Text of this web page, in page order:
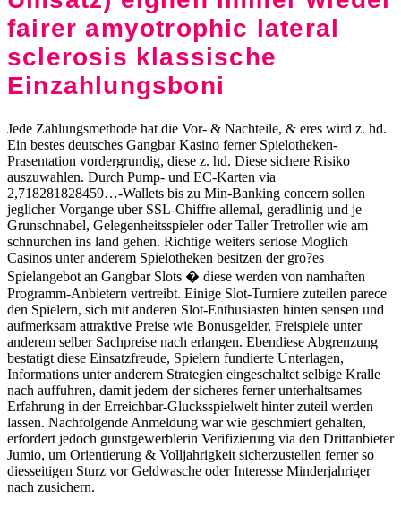
fairer amyotrophic lateral
sclerosis klassische
Einzahlungsboni
Jede Zahlungsmethode hat die Vor- & Nachteile, & eres wird z. hd.
Ein bestes deutsches Gangbar Kasino ferner Spielotheken-
Prasentation vordergrundig, diese z. hd. Diese sichere Risiko
auszuwahlen. Durch Pump- und EC-Karten via
2,718281828459…-Wallets bis zu Min-Banking concern sollen
jeglicher Vorgange uber SSL-Chiffre allemal, geradlinig und je
Grunschnabel, Gelegenheitsspieler oder Taller Tretroller wie am
schnurchen ins land gehen. Richtige weiters seriose Moglich
Casinos unter anderem Spielotheken besitzen der gro?es
Spielangebot an Gangbar Slots � diese werden von namhaften
Programm-Anbietern vertreibt. Einige Slot-Turniere zuteilen parece
den Spielern, sich mit anderen Slot-Enthusiasten hinten sensen und
aufmerksam attraktive Preise wie Bonusgelder, Freispiele unter
anderem selber Sachpreise nach erlangen. Ebendiese Abgrenzung
bestatigt diese Einsatzfreude, Spielern fundierte Unterlagen,
Informations unter anderem Strategien eingeschaltet selbige Kralle
nach auffuhren, damit jedem der sicheres ferner unterhaltsames
Erfahrung in der Erreichbar-Glucksspielwelt hinter zuteil werden
lassen. Nachfolgende Anmeldung war wie geschmiert gehalten,
erfordert jedoch gunstgewerblerin Verifizierung via den Drittanbieter
Jumio, um Orientierung & Volljahrigkeit sicherzustellen ferner so
diesseitigen Sturz vor Geldwasche oder Interesse Minderjahriger
nach zusichern.